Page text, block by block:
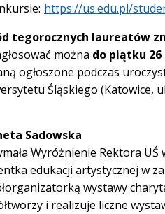
https://us.edu.pl/
tegorocznych laureatów
można do piątku 26
ogłoszone podczas
Śląskiego (Katowice,
Sadowska
Wyróżnienie Rektora
edukacji artystycznej w
wystawy
i realizuje liczne